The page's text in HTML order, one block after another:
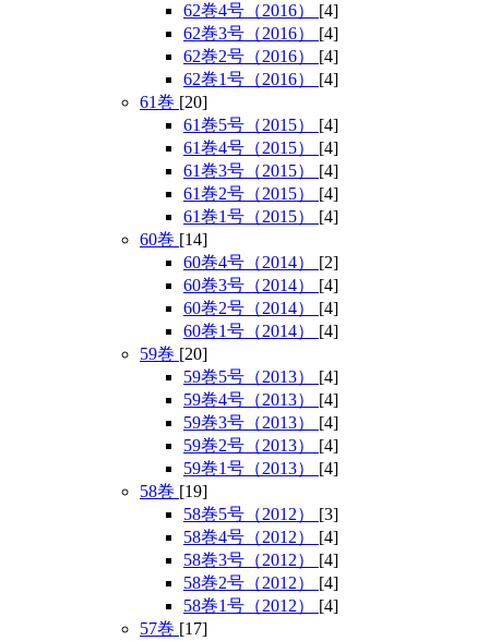
62巻4号（2016） [4]
62巻3号（2016） [4]
62巻2号（2016） [4]
62巻1号（2016） [4]
61巻 [20]
61巻5号（2015） [4]
61巻4号（2015） [4]
61巻3号（2015） [4]
61巻2号（2015） [4]
61巻1号（2015） [4]
60巻 [14]
60巻4号（2014） [2]
60巻3号（2014） [4]
60巻2号（2014） [4]
60巻1号（2014） [4]
59巻 [20]
59巻5号（2013） [4]
59巻4号（2013） [4]
59巻3号（2013） [4]
59巻2号（2013） [4]
59巻1号（2013） [4]
58巻 [19]
58巻5号（2012） [3]
58巻4号（2012） [4]
58巻3号（2012） [4]
58巻2号（2012） [4]
58巻1号（2012） [4]
57巻 [17]